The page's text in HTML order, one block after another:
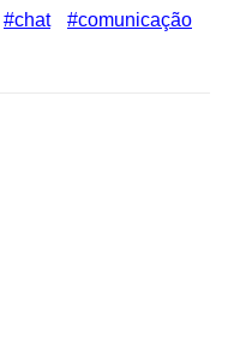
chat
comunicação